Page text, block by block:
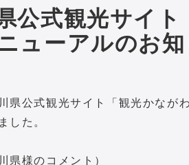
公式観光サイ
ューアルのお
県公式観光サイト「観光かな
した。
県様のコメント）